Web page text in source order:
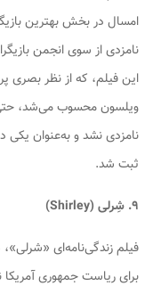
امسال در بخش بهترین
نامزدی از سوی انجمن
این فیلم، که از نظر
ویلسون محسوب می‌شد،
نامزدی نشد و به‌عنوان
ثبت شد.
۹. شِرلی (Shirley)
فیلم زندگی‌نامه‌ای
برای ریاست جمهوری آمریکا